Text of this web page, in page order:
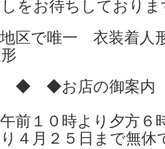
をお待ちしておりま
区で唯一 衣装着人
◆お店の御
前１０時より夕方６
４月２５日まで無